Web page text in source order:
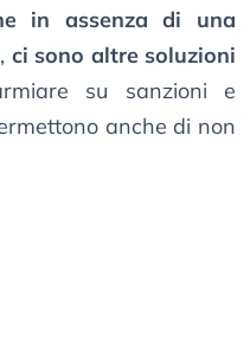
in assenza di una
ci sono altre soluzioni
su sanzioni e
anche di non